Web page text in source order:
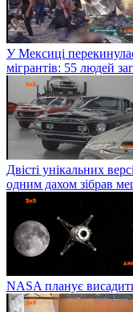
У Мексиці
мігрантів: 55 людей
Двісті унікальних
одним дахом зібрав
NASA планує